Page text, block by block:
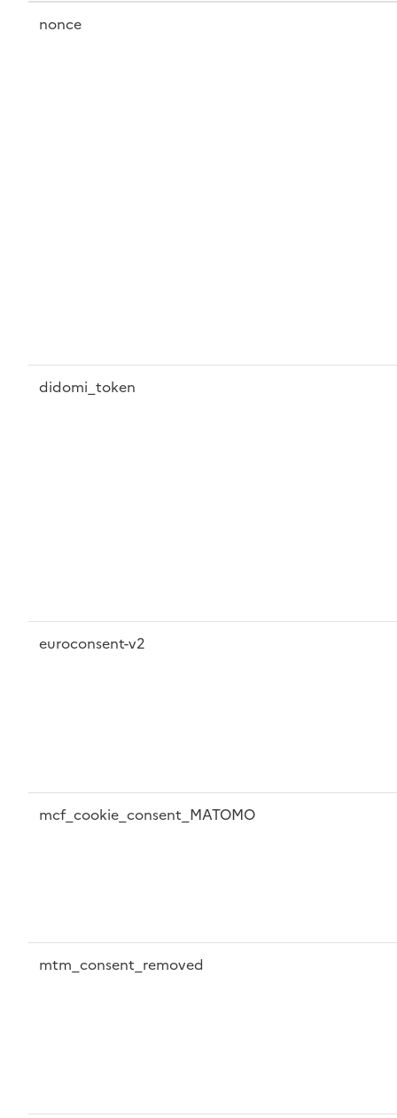
nonce
didomi_token
euroconsent-v2
mcf_cookie_consent_MATOMO
mtm_consent_removed